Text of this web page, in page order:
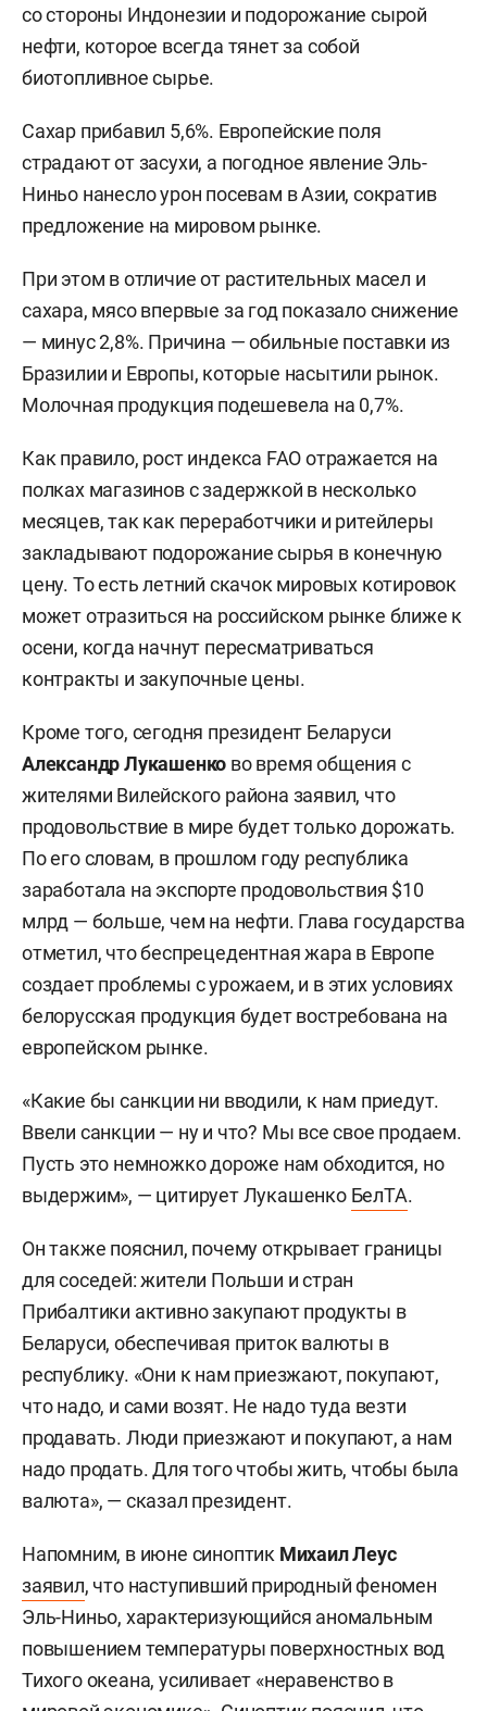
со стороны Индонезии и подорожание сырой
нефти, которое всегда тянет за собой
биотопливное сырье.
Сахар прибавил 5,6%. Европейские поля
страдают от засухи, а погодное явление Эль-
Ниньо нанесло урон посевам в Азии, сократив
предложение на мировом рынке.
При этом в отличие от растительных масел и
сахара, мясо впервые за год показало снижение
— минус 2,8%. Причина — обильные поставки из
Бразилии и Европы, которые насытили рынок.
Молочная продукция подешевела на 0,7%.
Как правило, рост индекса FAO отражается на
полках магазинов с задержкой в несколько
месяцев, так как переработчики и ритейлеры
закладывают подорожание сырья в конечную
цену. То есть летний скачок мировых котировок
может отразиться на российском рынке ближе к
осени, когда начнут пересматриваться
контракты и закупочные цены.
Кроме того, сегодня президент Беларуси
Александр Лукашенко во время общения с
жителями Вилейского района заявил, что
продовольствие в мире будет только дорожать.
По его словам, в прошлом году республика
заработала на экспорте продовольствия $10
млрд — больше, чем на нефти. Глава государства
отметил, что беспрецедентная жара в Европе
создает проблемы с урожаем, и в этих условиях
белорусская продукция будет востребована на
европейском рынке.
«Какие бы санкции ни вводили, к нам приедут.
Ввели санкции — ну и что? Мы все свое продаем.
Пусть это немножко дороже нам обходится, но
выдержим», — цитирует Лукашенко БелТА.
Он также пояснил, почему открывает границы
для соседей: жители Польши и стран
Прибалтики активно закупают продукты в
Беларуси, обеспечивая приток валюты в
республику. «Они к нам приезжают, покупают,
что надо, и сами возят. Не надо туда везти
продавать. Люди приезжают и покупают, а нам
надо продать. Для того чтобы жить, чтобы была
валюта», — сказал президент.
Напомним, в июне синоптик Михаил Леус
заявил, что наступивший природный феномен
Эль-Ниньо, характеризующийся аномальным
повышением температуры поверхностных вод
Тихого океана, усиливает «неравенство в